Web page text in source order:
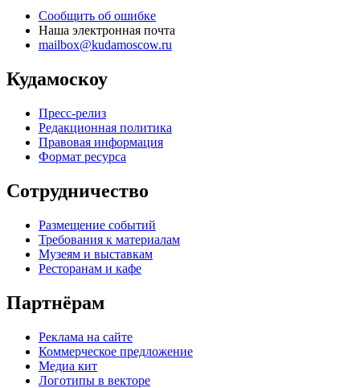
Сообщить об ошибке
Наша электронная почта
mailbox@kudamoscow.ru
Кудамоскоу
Пресс-релиз
Редакционная политика
Правовая информация
Формат ресурса
Сотрудничество
Размещение событий
Требования к материалам
Музеям и выставкам
Ресторанам и кафе
Партнёрам
Реклама на сайте
Коммерческое предложение
Медиа кит
Логотипы в векторе